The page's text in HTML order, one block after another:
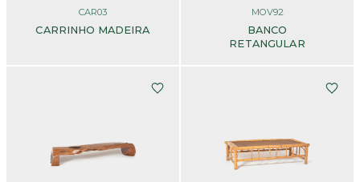
CAR03
CARRINHO MADEIRA
MOV92
BANCO
RETANGULAR